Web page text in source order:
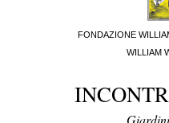
FONDAZIONE
WILLIAM